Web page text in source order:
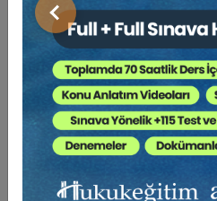
Önceki
Tüketici Yorumları
Dijital Ticari İ...
Dr. Öğr. Üyesi Fatih YURTBAŞI
80 TL
48 TL